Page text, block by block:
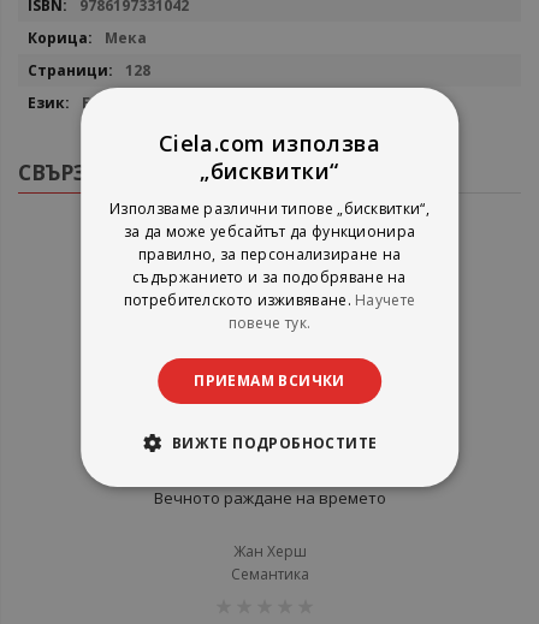
9786197331042
Мека
128
Български
СВЪРЗАНИ ПРОДУКТИ
Вечното раждане на времето
Жан Херш
Семантика
Ciela.com използва
„бисквитки“
Използваме различни типове „бисквитки“,
за да може уебсайтът да функционира
правилно, за персонализиране на
съдържанието и за подобряване на
потребителското изживяване. Научете
повече тук.
ПРИЕМАМ ВСИЧКИ
ВИЖТЕ ПОДРОБНОСТИТЕ